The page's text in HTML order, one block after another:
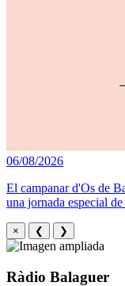
06/08/2026
El campanar d'Os de
una jornada especial
× ❮ ❯
Ràdio Balaguer